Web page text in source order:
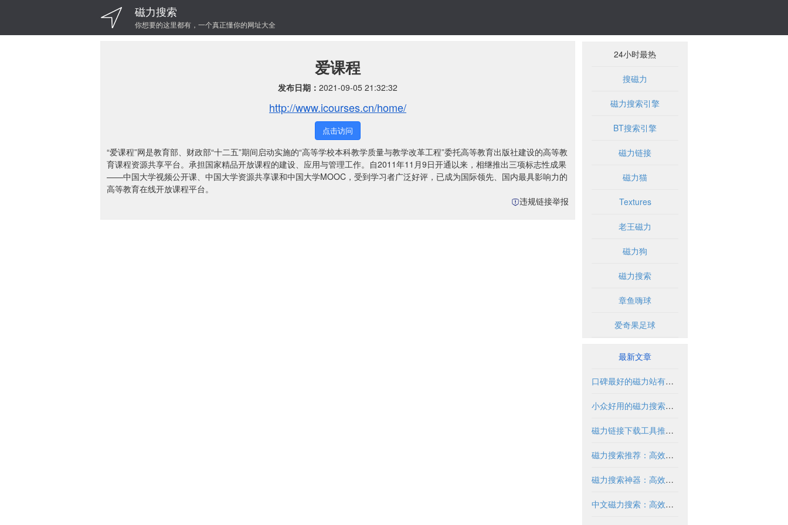
磁力搜索
你想要的这里都有，一个真正懂你的网址大全
爱课程
发布日期： 2021-09-05 21:32:32
http://www.icourses.cn/home/
点击访问
“爱课程”网是教育部、财政部“十二五”期间启动实施的“高等学校本科教学质量与教学改革工程”委托高等教育出版社建设的高等教
育课程资源共享平台。承担国家精品开放课程的建设、应用与管理工作。自2011年11月9日开通以来，相继推出三项标志性成果
——中国大学视频公开课、中国大学资源共享课和中国大学MOOC，受到学习者广泛好评，已成为国际领先、国内最具影响力的
高等教育在线开放课程平台。
违规链接举报
24小时最热
搜磁力
磁力搜索引擎
BT搜索引擎
磁力链接
磁力猫
Textures
老王磁力
磁力狗
磁力搜索
章鱼嗨球
爱奇果足球
最新文章
口碑最好的磁力站有哪些推荐？2024年全面解析
小众好用的磁力搜索推荐与解析
磁力链接下载工具推荐与使用指南
磁力搜索推荐：高效获取资源的实用指南
磁力搜索神器：高效获取资源的必备工具
中文磁力搜索：高效获取资源的合法方式